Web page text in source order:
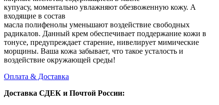
купуасу, моментально увлажняют обезвоженную кожу. А
входящие в состав
масла полифенолы уменьшают воздействие свободных
радикалов. Данный крем обеспечивает поддержание кожи в
тонусе, предупреждает старение, нивелирует мимические
морщины. Ваша кожа забывает, что такое усталость и
воздействие окружающей среды!
Оплата & Доставка
Доставка СДЕК и Почтой России: